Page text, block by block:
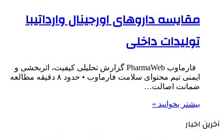
مقایسه داروهای اورجینال وارداتیبا
تولیدات داخلی
فارماوب PharmaWeb گزارش تحلیلی کیفیت، اثربخشی و
ایمنی تیم محتوای سلامت فارماوب • حدود ۸ دقیقه مطالعه
ضمانت اصالت…
بیشتر بخوانید »
آخرین اخبار